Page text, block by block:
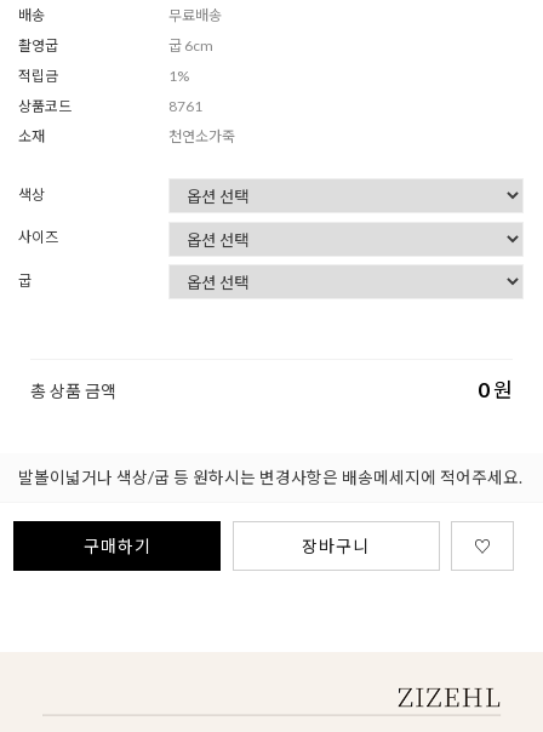
배송
무료배송
촬영굽
굽 6cm
적립금
1%
상품코드
8761
소재
천연소가죽
색상
사이즈
굽
총 상품 금액 0원
발볼이넓거나 색상/굽 등 원하시는 변경사항은 배송메세지에 적어주세요.
구매하기 장바구니 ♡